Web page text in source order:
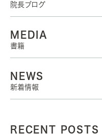
院長ブログ
MEDIA
書籍
NEWS
新着情報
RECENT POSTS